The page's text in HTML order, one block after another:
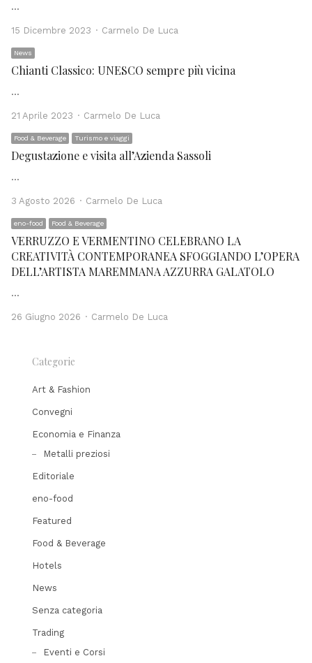
…
15 Dicembre 2023 Author
Carmelo De Luca
News
Chianti Classico: UNESCO sempre più vicina
…
21 Aprile 2023 Author
Carmelo De Luca
Food & Beverage Turismo e viaggi
Degustazione e visita all’Azienda Sassoli
…
3 Agosto 2026 Author
Carmelo De Luca
eno-food Food & Beverage
VERRUZZO E VERMENTINO CELEBRANO LA
CREATIVITÀ CONTEMPORANEA SFOGGIANDO L’OPERA
DELL’ARTISTA MAREMMANA AZZURRA GALATOLO
…
26 Giugno 2026 Author
Carmelo De Luca
Categorie
Art & Fashion
Convegni
Economia e Finanza
Metalli preziosi
Editoriale
eno-food
Featured
Food & Beverage
Hotels
News
Senza categoria
Trading
Eventi e Corsi